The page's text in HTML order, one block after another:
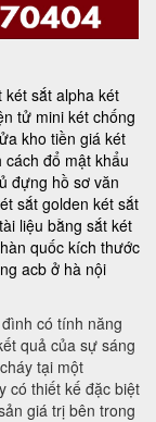
két sắt alpha két
tử mini két chống
kho tiền giá két
cách đổ mật khẩu
đựng hồ sơ văn
sắt golden két sắt
liệu bằng sắt két
quốckích thước
acb ở hà nội
có tính năng
quả của sự sáng
tại một
có thiết kế đặc biệt
giá trị bên trong